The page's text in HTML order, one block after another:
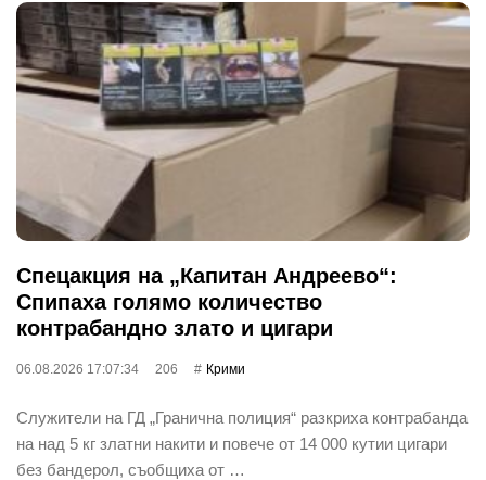
Спецакция на „Капитан Андреево“:
Спипаха голямо количество
контрабандно злато и цигари
06.08.2026 17:07:34 206 Крими
Служители на ГД „Гранична полиция“ разкриха контрабанда
на над 5 кг златни накити и повече от 14 000 кутии цигари
без бандерол, съобщиха от …